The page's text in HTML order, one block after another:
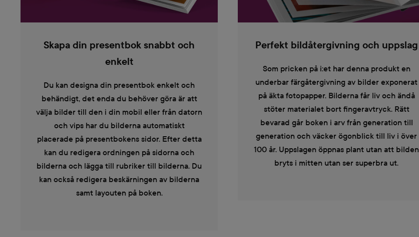
Skapa din presentbok snabbt och
enkelt
Du kan designa din presentbok enkelt och
behändigt, det enda du behöver göra är att
välja bilder till den i din mobil eller från datorn
och vips har du bilderna automatiskt
placerade på presentbokens sidor. Efter detta
kan du redigera ordningen på sidorna och
bilderna och lägga till rubriker till bilderna. Du
kan också redigera beskärningen av bilderna
samt layouten på boken.
Perfekt bildåtergivning och uppslag
Som pricken på i:et har denna produkt en
underbar färgåtergivning av bilder exponerat
på äkta fotopapper. Bilderna får liv och ändå
stöter materialet bort fingeravtryck. Rätt
bevarad går boken i arv från generation till
generation och väcker ögonblick till liv i över
100 år. Uppslagen öppnas plant utan att bilden
bryts i mitten utan ser superbra ut.